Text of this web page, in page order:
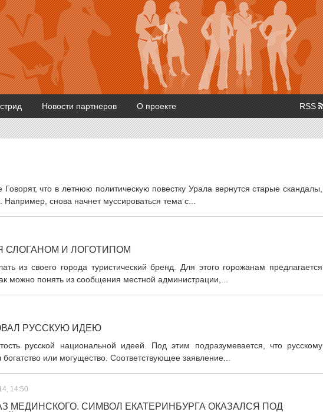
Новости партнеров О проекте RSS
что в летнюю политическую повестку Урала вернутся старые скандалы,
снова начнет муссироваться тема с...
СЛОГАНОМ И ЛОГОТИПОМ
из своего города туристический бренд. Для этого горожанам предлагается
можно понять из сообщения местной администрации,...
РУССКУЮ ИДЕЮ
русской национальной идеей. Под этим подразумевается, что русскому
или могущество. Соответствующее заявление...
14:50
МЕДИНСКОГО. СИМВОЛ ЕКАТЕРИНБУРГА ОКАЗАЛСЯ ПОД